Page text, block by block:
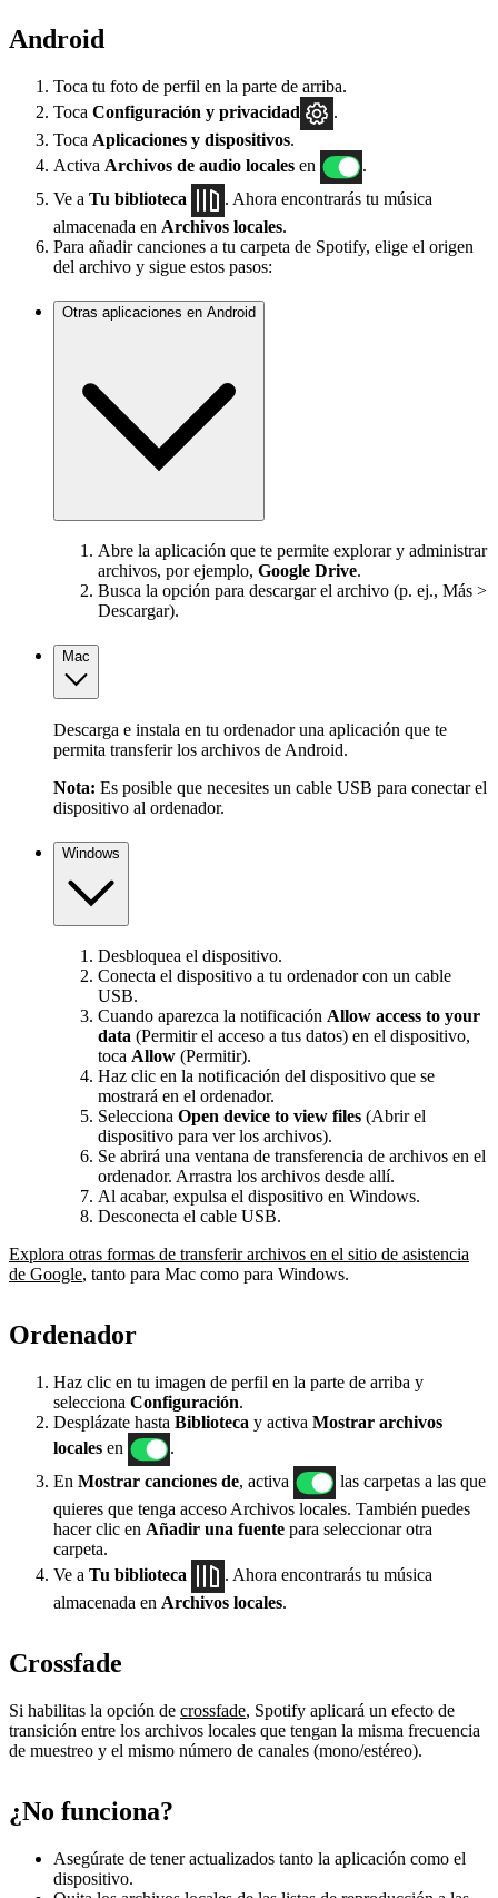
Android
Toca tu foto de perfil en la parte de arriba.
Toca Configuración y privacidad
.
Toca Aplicaciones y dispositivos.
Activa Archivos de audio locales en
.
Ve a Tu biblioteca
. Ahora encontrarás tu música
almacenada en Archivos locales.
Para añadir canciones a tu carpeta de Spotify, elige el origen
del archivo y sigue estos pasos:
Otras aplicaciones en Android
Abre la aplicación que te permite explorar y administrar
archivos, por ejemplo, Google Drive.
Busca la opción para descargar el archivo (p. ej., Más >
Descargar).
Mac
Descarga e instala en tu ordenador una aplicación que te
permita transferir los archivos de Android.
Nota: Es posible que necesites un cable USB para conectar el
dispositivo al ordenador.
Windows
Desbloquea el dispositivo.
Conecta el dispositivo a tu ordenador con un cable
USB.
Cuando aparezca la notificación Allow access to your
data (Permitir el acceso a tus datos) en el dispositivo,
toca Allow (Permitir).
Haz clic en la notificación del dispositivo que se
mostrará en el ordenador.
Selecciona Open device to view files (Abrir el
dispositivo para ver los archivos).
Se abrirá una ventana de transferencia de archivos en el
ordenador. Arrastra los archivos desde allí.
Al acabar, expulsa el dispositivo en Windows.
Desconecta el cable USB.
Explora otras formas de transferir archivos en el sitio de asistencia
de Google, tanto para Mac como para Windows.
Ordenador
Haz clic en tu imagen de perfil en la parte de arriba y
selecciona Configuración.
Desplázate hasta Biblioteca y activa Mostrar archivos
locales en
.
En Mostrar canciones de, activa
las carpetas a las que
quieres que tenga acceso Archivos locales. También puedes
hacer clic en Añadir una fuente para seleccionar otra
carpeta.
Ve a Tu biblioteca
. Ahora encontrarás tu música
almacenada en Archivos locales.
Crossfade
Si habilitas la opción de crossfade, Spotify aplicará un efecto de
transición entre los archivos locales que tengan la misma frecuencia
de muestreo y el mismo número de canales (mono/estéreo).
¿No funciona?
Asegúrate de tener actualizados tanto la aplicación como el
dispositivo.